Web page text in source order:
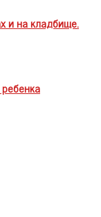
и на кладбище.